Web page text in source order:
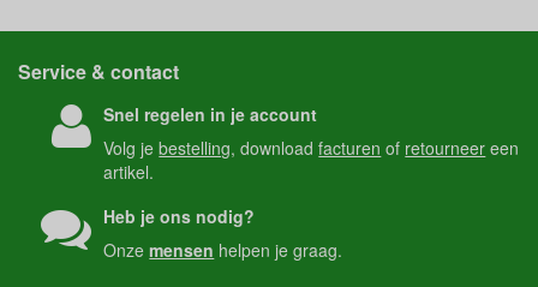
Service & contact
Snel regelen in je account
Volg jebestelling, downloadfacturen of retourneer een
artikel.
Heb je ons nodig?
Onzemensen helpen je graag.